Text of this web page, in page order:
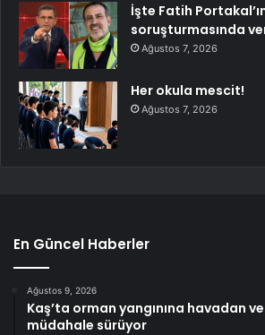
İşte Fatih
soruşturmasında
Ağustos 7, 2026
Her okula mescit!
Ağustos 7, 2026
En Güncel Haberler
Ağustos 9, 2026
Kaş’ta orman yangınına havadan
müdahale sürüyor